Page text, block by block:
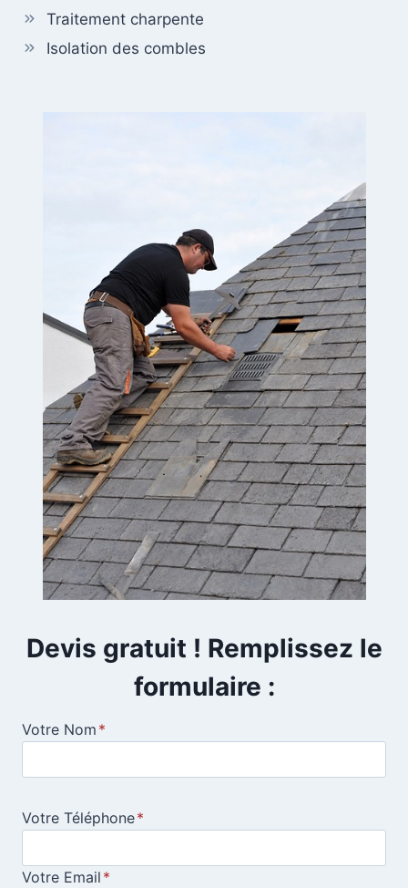
Traitement charpente
Isolation des combles
Devis gratuit ! Remplissez le
formulaire :
Votre Nom *
Votre Téléphone*
Votre Email *